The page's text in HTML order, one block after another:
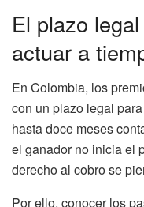
El plazo
actuar a
En Colombia, los
con un plazo legal
hasta doce meses
el ganador no inicia el
derecho al cobro se
Por ello, conocer los